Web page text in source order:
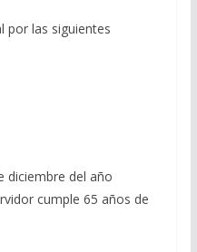
por las siguientes
diciembre del año
cumple 65 años de